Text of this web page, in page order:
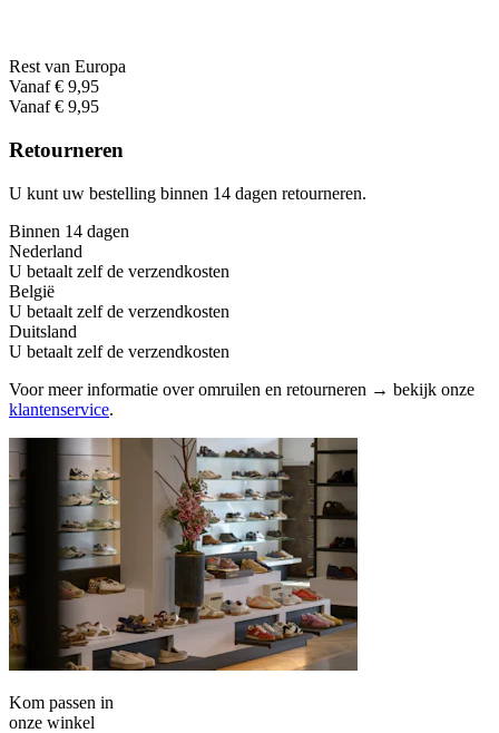
Rest van Europa
Vanaf € 9,95
Vanaf € 9,95
Retourneren
U kunt uw bestelling binnen 14 dagen retourneren.
Binnen 14 dagen
Nederland
U betaalt zelf de verzendkosten
België
U betaalt zelf de verzendkosten
Duitsland
U betaalt zelf de verzendkosten
Voor meer informatie over omruilen en retourneren → bekijk onze
klantenservice.
Kom passen in
onze winkel